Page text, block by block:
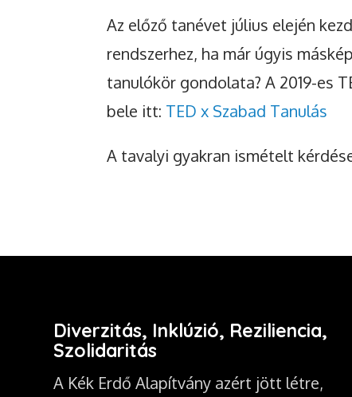
Az előző tanévet július elején
rendszerhez, ha már úgyis
tanulókör gondolata? A 2019-es
bele itt: TED x Szabad Tanulás
A tavalyi gyakran ismételt
Diverzitás, Inklúzió, Reziliencia,
Szolidaritás
A Kék Erdő Alapítvány azért jött létre,